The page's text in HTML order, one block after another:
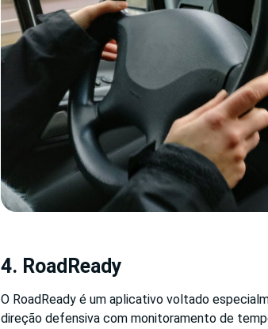
4. RoadReady
O RoadReady é um aplicativo voltado
direção defensiva com monitoramento de